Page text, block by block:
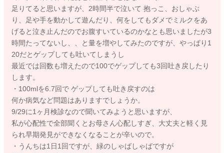
足りてると思いますが、2時間半で泣いて 抱っこ、おしゃぶ
り、足や手を動かして遊んだり、何をしてもダメでミルクをあ
げると泣き止んだのでお腹すいているのかなとも思いましたが3
時間たってないし、、と量を増やしてみたのですが、やっぱり1
20だとゲップしても吐いてしまうし
最近では回数も増えたので100でゲップしても3回吐き戻したり
します。
・100mlを6.7回で ゲップしても吐き戻すのは
何か病気など問題はありますでしょうか。
9/29に1ヶ月検診なので聞いてみようと思いますが、
私が心配性で全部聞くとお母さん心配しすぎ、大丈夫と軽く見
られ早期発見ができなくなることが辛いので。
・うんちは1日1回ですが、緑のしゃばしゃばですが